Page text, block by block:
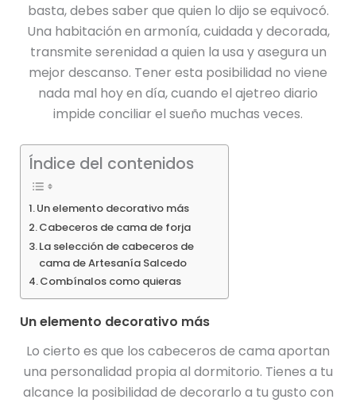
basta, debes saber que quien lo dijo se equivocó.
Una habitación en armonía, cuidada y decorada,
transmite serenidad a quien la usa y asegura un
mejor descanso. Tener esta posibilidad no viene
nada mal hoy en día, cuando el ajetreo diario
impide conciliar el sueño muchas veces.
Índice del contenidos
Un elemento decorativo más
Cabeceros de cama de forja
La selección de cabeceros de
cama de Artesanía Salcedo
Combínalos como quieras
Un elemento decorativo más
Lo cierto es que los cabeceros de cama aportan
una personalidad propia al dormitorio. Tienes a tu
alcance la posibilidad de decorarlo a tu gusto con